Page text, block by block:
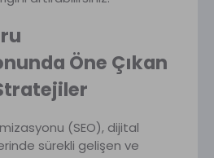
Öne Çıkan
(SEO), dijital
sürekli gelişen ve